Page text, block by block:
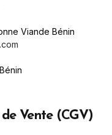
Viande Bénin
Vente (CGV)